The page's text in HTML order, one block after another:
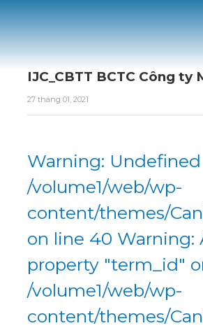
IJC_CBTT BCTC Công ty
27 tháng 01, 2021
Warning:
/volume1/web/wp-
content/themes/
on line 40
property "term_id"
/volume1/web/wp-
content/themes/